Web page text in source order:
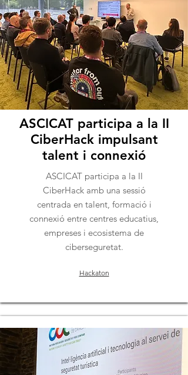
ASCICAT participa a la II
CiberHack impulsant
talent i connexió
ASCICAT participa a la II
CiberHack amb una sessió
centrada en talent, formació i
connexió entre centres educatius,
empreses i ecosistema de
ciberseguretat.
Hackaton